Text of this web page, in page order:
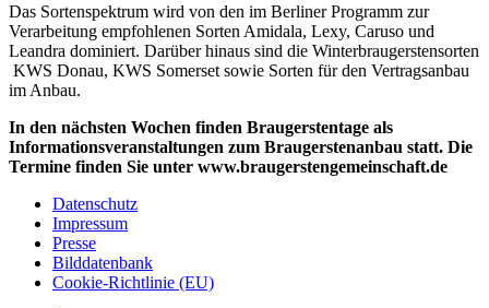
Das Sortenspektrum wird von den im Berliner Programm zur
Verarbeitung empfohlenen Sorten Amidala, Lexy, Caruso und
Leandra dominiert. Darüber hinaus sind die Winterbraugerstensorten
KWS Donau, KWS Somerset sowie Sorten für den Vertragsanbau
im Anbau.
In den nächsten Wochen finden Braugerstentage als
Informationsveranstaltungen zum Braugerstenanbau statt. Die
Termine finden Sie unter www.braugerstengemeinschaft.de
Datenschutz
Impressum
Presse
Bilddatenbank
Cookie-Richtlinie (EU)